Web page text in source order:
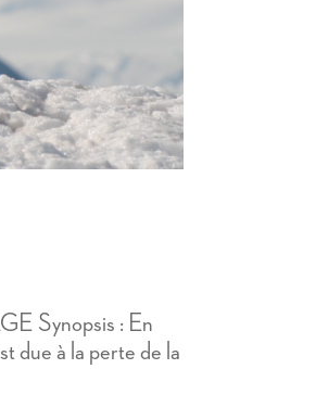
Synopsis : En
due à la perte de la